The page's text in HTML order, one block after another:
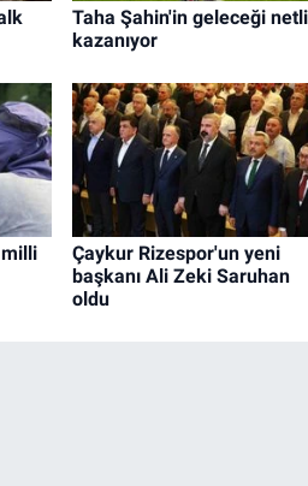
Taha Şahin'in geleceği
kazanıyor
Çaykur Rizespor'un yeni
başkanı Ali Zeki Saruhan
oldu